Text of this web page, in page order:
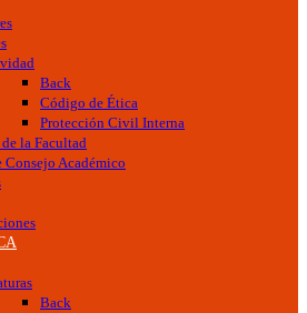
Back
Código de Ética
Protección Civil Interna
la Facultad
Consejo Académico
Back